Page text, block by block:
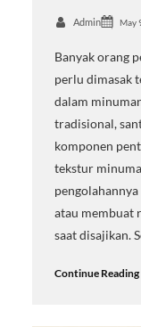
Admin May
Banyak orang
perlu dimasak
dalam
tradisional,
komponen
tekstur
atau membuat
saat disajikan.
Continue Reading